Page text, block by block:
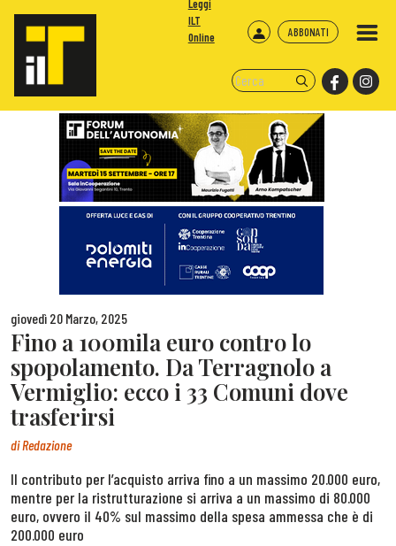
ABBONATI
Leggi
ILT
Online
giovedì 20 Marzo, 2025
Fino a 100mila euro contro lo
spopolamento. Da Terragnolo a
Vermiglio: ecco i 33 Comuni dove
trasferirsi
diRedazione
Il contributo per l’acquisto arriva fino a un massimo 20.000 euro,
mentre per la ristrutturazione si arriva a un massimo di 80.000
euro, ovvero il 40% sul massimo della spesa ammessa che è di
200.000 euro